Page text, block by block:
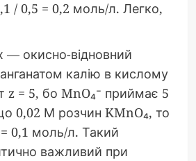
/ 0,5 = 0,2 моль/л. Легко,
— окисно-відновний
калію в кислому
z = 5, бо MnO₄⁻ приймає 5
0,02 М розчин KMnO₄, то
= 0,1 моль/л. Такий
важливий при